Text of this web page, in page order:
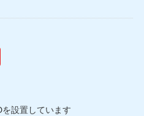
設置しています